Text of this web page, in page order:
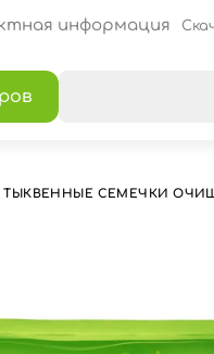
информация
ТЫКВЕННЫЕ СЕМЕЧКИ